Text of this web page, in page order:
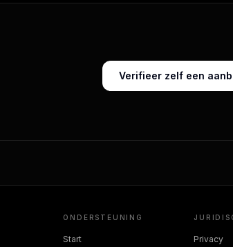
Verifieer zelf een
ONDERSTEUNING
Start Privacy